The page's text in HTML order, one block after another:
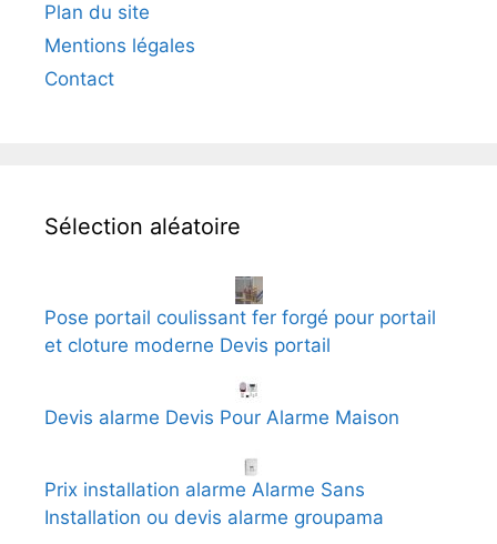
Plan du site
Mentions légales
Contact
Sélection aléatoire
Pose portail coulissant fer forgé pour portail
et cloture moderne Devis portail
Devis alarme Devis Pour Alarme Maison
Prix installation alarme Alarme Sans
Installation ou devis alarme groupama